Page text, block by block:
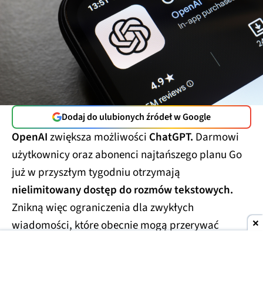
Dodaj do ulubionych źródeł w Google
OpenAIzwiększa możliwości ChatGPT. Darmowi
użytkownicy oraz abonenci najtańszego planu Go
już w przyszłym tygodniu otrzymają
nielimitowany dostęp do rozmów tekstowych.
Znikną więc ograniczenia dla zwykłych
wiadomości, które obecnie mogą przerywać